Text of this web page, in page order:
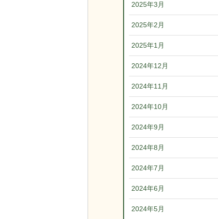
2025年3月
2025年2月
2025年1月
2024年12月
2024年11月
2024年10月
2024年9月
2024年8月
2024年7月
2024年6月
2024年5月